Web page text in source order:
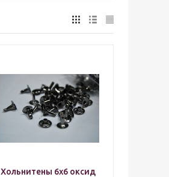
Хольнитены 6х6 оксид